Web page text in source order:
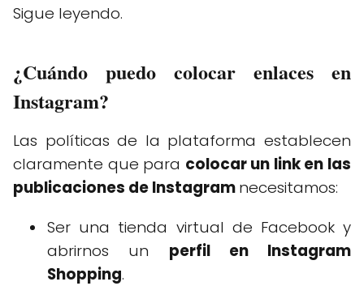
Sigue leyendo.
¿Cuándo puedo colocar enlaces en
Instagram?
Las políticas de la plataforma establecen
claramente que para colocar un link en las
publicaciones de Instagramnecesitamos:
Ser una tienda virtual de Facebook y
abrirnos un perfil en Instagram
Shopping.